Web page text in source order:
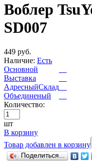
Воблер
SD007
449 руб.
Наличие: Есть
Основной
Выставка
АдресныйСклад
Объединеный
Количество:
шт
В корзину
Товар добавлен в корзину
Поделиться...